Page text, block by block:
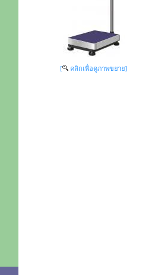
[ คลิกเพื่อดูภาพขยาย]